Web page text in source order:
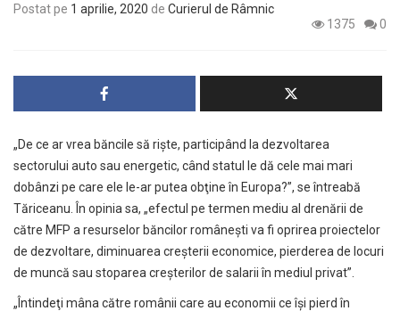
Postat pe 1 aprilie, 2020 de Curierul de Râmnic
1375
0
„De ce ar vrea băncile să rişte, participând la dezvoltarea
sectorului auto sau energetic, când statul le dă cele mai mari
dobânzi pe care ele le-ar putea obţine în Europa?”, se întreabă
Tăriceanu. În opinia sa, „efectul pe termen mediu al drenării de
către MFP a resurselor băncilor româneşti va fi oprirea proiectelor
de dezvoltare, diminuarea creşterii economice, pierderea de locuri
de muncă sau stoparea creşterilor de salarii în mediul privat”.
„Întindeţi mâna către românii care au economii ce îşi pierd în